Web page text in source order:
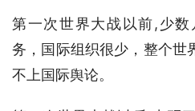
第一次世界大战以前,少
务，国际组织很少，整个世
不上国际舆论。